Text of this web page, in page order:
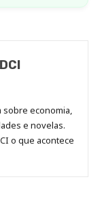
sobre economia,
e novelas.
o que acontece